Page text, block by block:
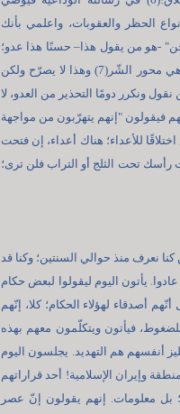
الحظر والعقوبات، واعلمي بأنك
-هو من يقول هذا– حسنًا هذا عدو؛
الآن هذا عدو مبتسم؛ كان هناك عدو يأتي ويعلن بصراحة أنّ إيران هي محور الشّر(7) وهذا لا يصرّح ولكن
ونكرر دومًا التحذير من العدو، لا
فيقولون "إنهم يتهرّبون من مواجهة
للأعداء؛ هناك أعداء، إن فتحت
رأسك تحت الثلج أو التراب فلن ترى؛
كنا نعرف منذ حوالي السنتين؛ وكنا قد
يأتون اليوم ليقولوا لبعض حكام
أصدقاء لهؤلاء الحكام؛ كلا، إنّهم
فيأتون ويتكلّمون معهم بهذه
أنفسهم هم التهديد. يجلسون اليوم
وإيران الإسلامية! أحد قراراتهم
بل معلومات. إنهم يقولون إنّ عصر